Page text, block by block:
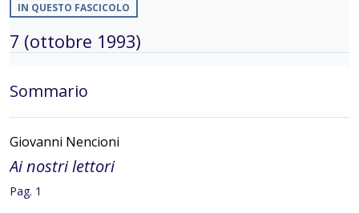
IN QUESTO FASCICOLO
7 (ottobre 1993)
Sommario
Giovanni Nencioni
Ai nostri lettori
Pag. 1